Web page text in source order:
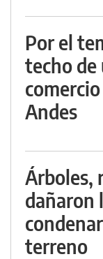
Por el
techo de
Andes
Árboles,
dañaron
terreno